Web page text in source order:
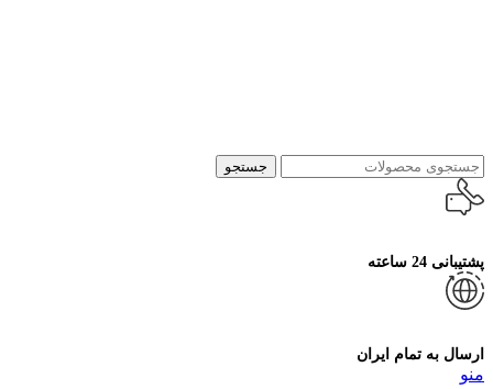
جستجو
پشتیبانی 24 ساعته
ارسال به تمام ایران
منو